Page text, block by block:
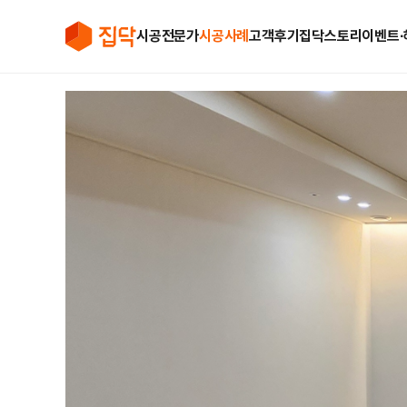
시공전문가시공사례고객후기집닥스토리 이벤트